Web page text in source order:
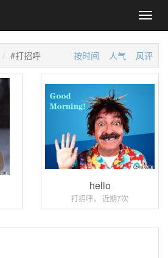
#打招呼 按时间 人气 风评
hello
打招呼， 近期7次